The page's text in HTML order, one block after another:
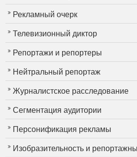
Рекламный очерк
Телевизионный диктор
Репортажи и репортеры
Нейтральный репортаж
Журналистское расследование
Сегментация аудитории
Персонификация рекламы
Изобразительность и